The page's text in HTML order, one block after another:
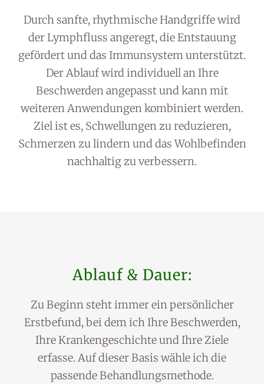
Durch sanfte, rhythmische Handgriffe wird
der Lymphfluss angeregt, die Entstauung
gefördert und das Immunsystem unterstützt.
Der Ablauf wird individuell an Ihre
Beschwerden angepasst und kann mit
weiteren Anwendungen kombiniert werden.
Ziel ist es, Schwellungen zu reduzieren,
Schmerzen zu lindern und das Wohlbefinden
nachhaltig zu verbessern.
Ablauf & Dauer:
Zu Beginn steht immer ein persönlicher
Erstbefund, bei dem ich Ihre Beschwerden,
Ihre Krankengeschichte und Ihre Ziele
erfasse. Auf dieser Basis wähle ich die
passende Behandlungsmethode.